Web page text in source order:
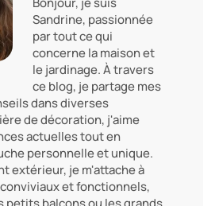
Sandrine, passionnée
par tout ce qui
concerne la maison et
le jardinage. À travers
ce blog, je partage mes
dans diverses
de décoration, j'aime
actuelles tout en
personnelle et unique.
extérieur, je m'attache à
et fonctionnels,